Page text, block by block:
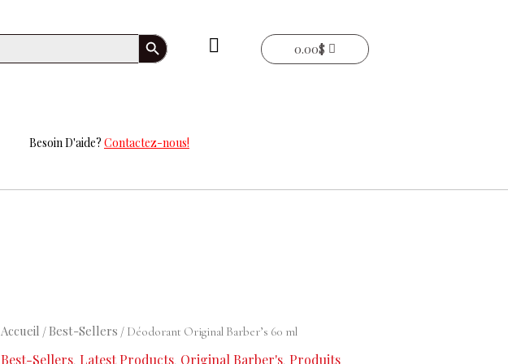
Search Button
0.00$
Besoin D'aide? Contactez-nous!
Accueil / Best-Sellers / Déodorant Original Barber’s 60 ml
Best-Sellers Latest Products Original Barber's Produits
Le
prix
Le
prix
quantité